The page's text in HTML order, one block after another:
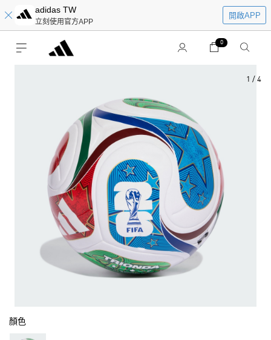
adidas TW
立刻使用官方APP
開啟APP
0
1 / 4
顏色